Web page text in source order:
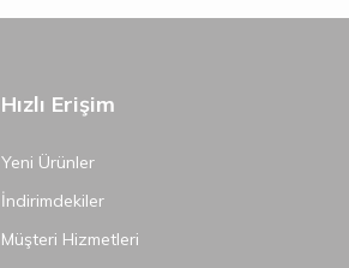
Hızlı Erişim
Yeni Ürünler
İndirimdekiler
Müşteri Hizmetleri